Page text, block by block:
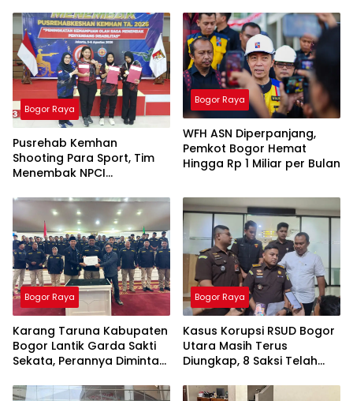
Bogor Raya
Pusrehab Kemhan
Shooting Para Sport, Tim
Menembak NPCI
Medali
Bogor Raya
WFH ASN Diperpanjang,
Pemkot Bogor Hemat
Hingga Rp 1 Miliar per Bulan
Bogor Raya
Karang Taruna Kabupaten
Bogor Lantik Garda Sakti
Sekata, Perannya Diminta
Bogor Raya
Kasus Korupsi RSUD Bogor
Utara Masih Terus
Diungkap, 8 Saksi Telah